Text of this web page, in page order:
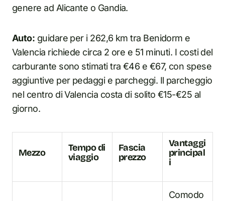
genere ad Alicante o Gandia.
Auto: guidare per i 262,6 km tra Benidorm e
Valencia richiede circa 2 ore e 51 minuti. I costi del
carburante sono stimati tra €46 e €67, con spese
aggiuntive per pedaggi e parcheggi. Il parcheggio
nel centro di Valencia costa di solito €15-€25 al
giorno.
Mezzo
Tempo di
viaggio
Fascia
prezzo
Vantaggi
principal
i
Comodo